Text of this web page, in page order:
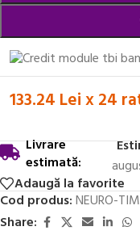
133.24 Lei x 24
Livrare
estimată:
Adaugă la favorite
Cod produs:NEURO-
Share: